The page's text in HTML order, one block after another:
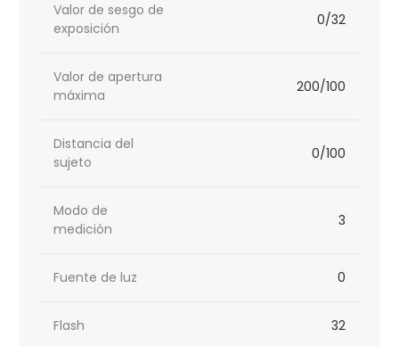
Valor de sesgo de
exposición
0/32
Valor de apertura
máxima
200/100
Distancia del
sujeto
0/100
Modo de
medición
3
Fuente de luz 0
Flash 32